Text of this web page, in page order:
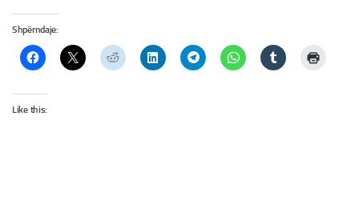
Shpërndaje:
Like this: